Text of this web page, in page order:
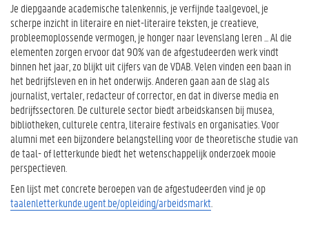
Je diepgaande academische talenkennis, je verfijnde taalgevoel, je
scherpe inzicht in literaire en niet-literaire teksten, je creatieve,
probleemoplossende vermogen, je honger naar levenslang leren ... Al die
elementen zorgen ervoor dat 90% van de afgestudeerden werk vindt
binnen het jaar, zo blijkt uit cijfers van de VDAB. Velen vinden een baan in
het bedrijfsleven en in het onderwijs. Anderen gaan aan de slag als
journalist, vertaler, redacteur of corrector, en dat in diverse media en
bedrijfssectoren. De culturele sector biedt arbeidskansen bij musea,
bibliotheken, culturele centra, literaire festivals en organisaties. Voor
alumni met een bijzondere belangstelling voor de theoretische studie van
de taal- of letterkunde biedt het wetenschappelijk onderzoek mooie
perspectieven.
Een lijst met concrete beroepen van de afgestudeerden vind je op
taalenletterkunde.ugent.be/opleiding/arbeidsmarkt